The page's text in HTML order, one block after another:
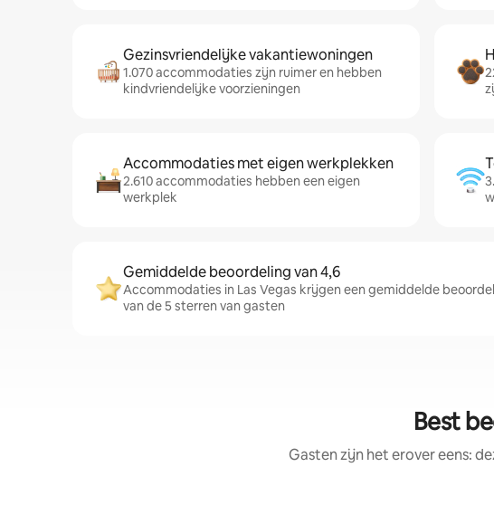
Gezinsvriendelijke vakantiewoningen
1.070 accommodaties zijn ruimer en hebben
kindvriendelijke voorzieningen
Accommodaties met eigen werkplekken
2.610 accommodaties hebben een eigen
werkplek
Gemiddelde beoordeling van 4,6
Accommodaties in Las Vegas krijgen een gemiddelde
van de 5 sterren van gasten
Best
Gasten zijn het erover eens: